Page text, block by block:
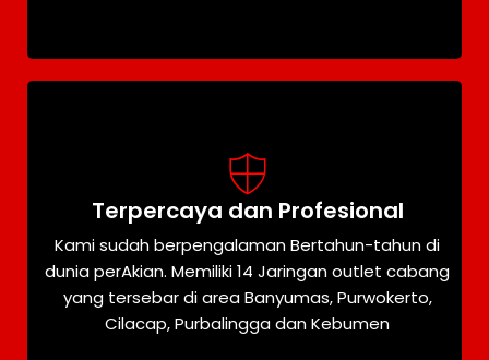
Terpercaya dan Profesional
Kami sudah berpengalaman Bertahun-tahun di
dunia perAkian. Memiliki 14 Jaringan outlet cabang
yang tersebar di area Banyumas, Purwokerto,
Cilacap, Purbalingga dan Kebumen